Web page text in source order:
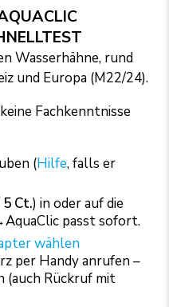
Wasserhähne, rund
und Europa (M22/24).
keine Fachkenntnisse
(Hilfe, falls er
Ct.) in oder auf die
passt sofort.
wählen
per Handy anrufen –
(auch Rückruf mit